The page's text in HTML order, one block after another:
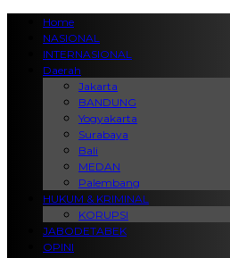
Home
NASIONAL
INTERNASIONAL
Daerah
Jakarta
BANDUNG
Yogyakarta
Surabaya
Bali
MEDAN
Palembang
HUKUM & KRIMINAL
KORUPSI
JABODETABEK
OPINI